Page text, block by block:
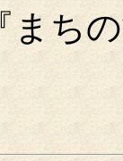
まち